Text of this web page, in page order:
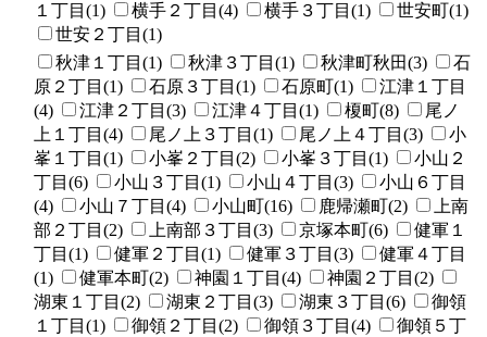
１丁目(1)
横手２丁目(4) 横手３丁目(1)
世安町(1)
世安２丁目(1)
秋津１丁目(1) 秋津３丁目(1) 秋津町秋田(3)
石
原２丁目(1)
石原３丁目(1) 石原町(1)
江津１丁目
(4)
江津２丁目(3) 江津４丁目(1) 榎町(8)
尾ノ
上１丁目(4)
尾ノ上３丁目(1) 尾ノ上４丁目(3)
小
峯１丁目(1)
小峯２丁目(2) 小峯３丁目(1)
小山２
丁目(6)
小山３丁目(1) 小山４丁目(3)
小山６丁目
(4)
小山７丁目(4) 小山町(16) 鹿帰瀬町(2)
上南
部２丁目(2)
上南部３丁目(3) 京塚本町(6)
健軍１
丁目(1)
健軍２丁目(1) 健軍３丁目(3)
健軍４丁目
(1)
健軍本町(2) 神園１丁目(4)
神園２丁目(2)
湖東１丁目(2)
湖東２丁目(3) 湖東３丁目(6)
御領
１丁目(1)
御領２丁目(2) 御領３丁目(4)
御領５丁